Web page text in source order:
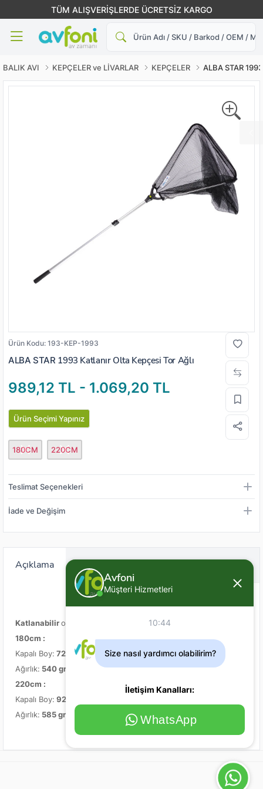
TÜM ALIŞVERİŞLERDE ÜCRETSİZ KARGO
BALIK AVI KEPÇELER ve LİVARLAR KEPÇELER ALBA STAR
Ürün Kodu: 193-KEP-1993
ALBA STAR 1993 Katlanır Olta Kepçesi Tor Ağlı
989,12 TL - 1.069,20 TL
Ürün Seçimi Yapınız
180CM 220CM
Teslimat Seçenekleri
İade ve Değişim
Açıklama
Katlanabilirolması sayesinde taşıma kolaylığı sağlar.
180cm :
Kapalı Boy: 72cm
Ağırlık: 540gram
220cm :
Kapalı Boy: 92cm
Ağırlık: 585 gram
Avfoni
Müşteri Hizmetleri
10:44
Size nasıl yardımcı olabilirim?
İletişim Kanalları:
WhatsApp